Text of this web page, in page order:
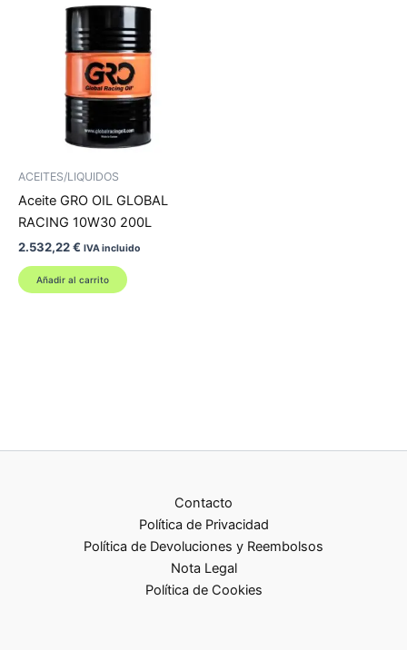
ACEITES/LIQUIDOS
Aceite GRO OIL GLOBAL
RACING 10W30 200L
2.532,22€ IVA incluido
Añadir al carrito
Contacto
Política de Privacidad
Política de Devoluciones y Reembolsos
Nota Legal
Política de Cookies